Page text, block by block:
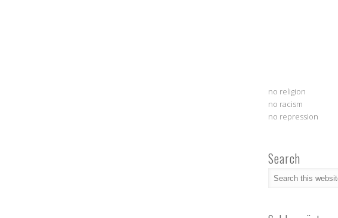
no religion
no racism
no repression
Search